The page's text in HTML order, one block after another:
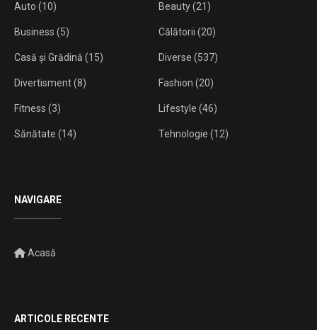
Auto (10) Beauty(21)
Business (5) Călătorii (20)
Casă și Grădină (15) Diverse (537)
Divertisment(8) Fashion (20)
Fitness (3) Lifestyle (46)
Sănătate (14) Tehnologie (12)
NAVIGARE
Acasă
ARTICOLE RECENTE